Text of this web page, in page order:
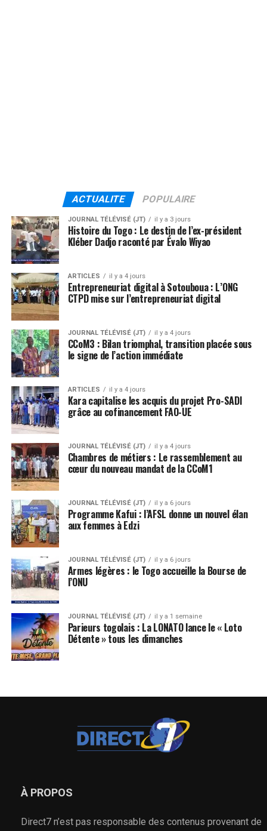
ACTUALITE POPULAIRE
JOURNAL TÉLÉVISÉ (JT) il y a 3 jours
Histoire du Togo : Le destin de l’ex-président
Kléber Dadjo raconté par Évalo Wiyao
ARTICLES il y a 4 jours
Entrepreneuriat digital à Sotouboua : L’ONG
CTPD mise sur l’entrepreneuriat digital
JOURNAL TÉLÉVISÉ (JT) il y a 4 jours
CCoM3 : Bilan triomphal, transition placée sous
le signe de l’action immédiate
ARTICLES il y a 4 jours
Kara capitalise les acquis du projet Pro-SADI
grâce au cofinancement FAO-UE
JOURNAL TÉLÉVISÉ (JT) il y a 4 jours
Chambres de métiers : Le rassemblement au
cœur du nouveau mandat de la CCoM1
JOURNAL TÉLÉVISÉ (JT) il y a 6 jours
Programme Kafui : l’AFSL donne un nouvel élan
aux femmes à Edzi
JOURNAL TÉLÉVISÉ (JT) il y a 6 jours
Armes légères : le Togo accueille la Bourse de
l’ONU
JOURNAL TÉLÉVISÉ (JT) il y a 1 semaine
Parieurs togolais : La LONATO lance le « Loto
Détente » tous les dimanches
À PROPOS
Direct7 n’est pas responsable des contenus provenant de